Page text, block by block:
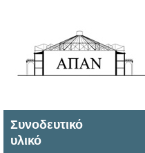
Συνοδευτικό
υλικό